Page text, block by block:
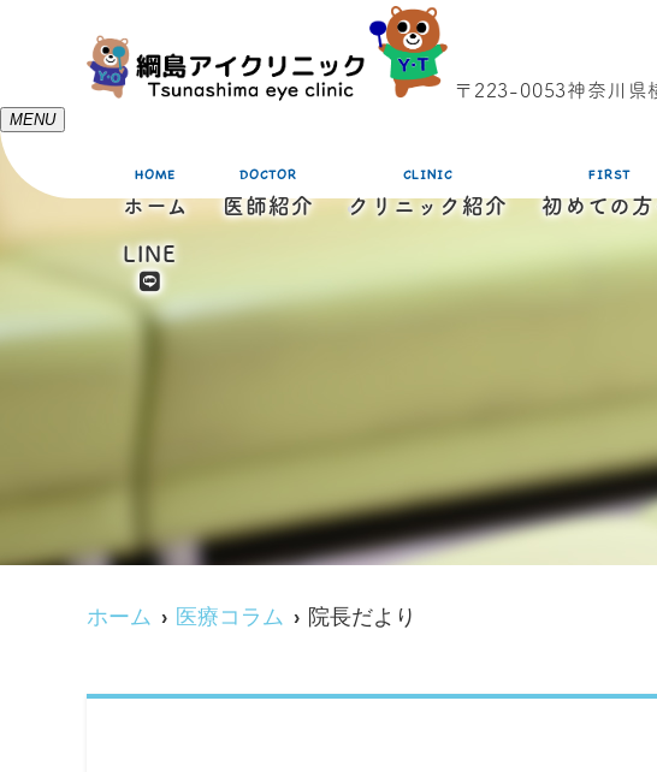
〒223-0053神奈川県
MENU
ホーム
HOME
医師紹介
DOCTOR
クリニック紹介
CLINIC
初めての
FIRST
LINE
ホーム 医療コラム 院長だより